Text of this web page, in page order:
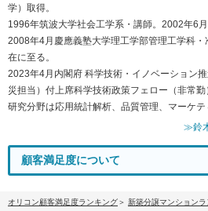
学）取得。
1996年筑波大学社会工学系・講師。2002年6月
2008年4月慶應義塾大学理工学部管理工学科
在に至る。
2023年4月内閣府 科学技術・イノベーション
災担当）付上席科学技術政策フェロー（非常勤
研究分野は応用統計解析、品質管理、マーケテ
≫鈴
顧客満足度について
オリコン顧客満足度ランキング
新築分譲マンション